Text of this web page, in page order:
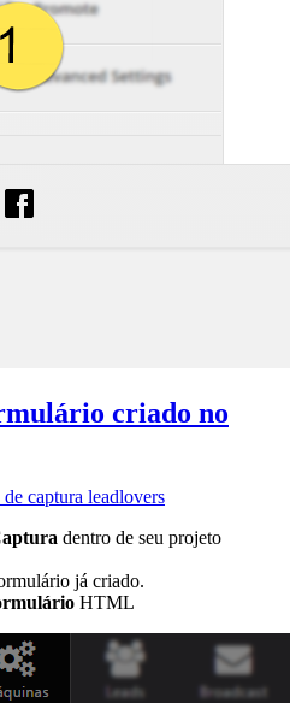
criado no
captura leadlovers
dentro de seu projeto
já criado.
HTML